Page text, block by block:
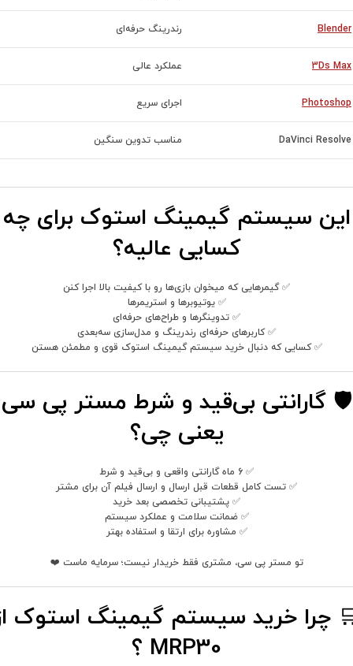
Blender رندرینگ حرفه‌ای
3Ds Max عملکرد عالی
Photoshop اجرای سریع
DaVinci Resolve مناسب تدوین سنگین
این سیستم گیمینگ استوک برای چه
کسایی عالیه؟
✅ گیمرهایی که میخوان بازی‌ها رو با کیفیت بالا اجرا کنن
✅ یوتیوبرها و استریمرها
✅ تدوینگرها و طراح‌های حرفه‌ای
✅ کاربرهای حرفه‌ای رندرینگ و مدل‌سازی سه‌بعدی
✅ کسایی که دنبال خرید سیستم گیمینگ استوک قوی و مطمئن هستن
🛡 گارانتی بی‌قید و شرط مستر پی سی
یعنی چی؟
✅ 6 ماه گارانتی واقعی و بی‌قید و شرط
✅ تست کامل قطعات قبل ارسال و ارسال فیلم آن برای مشتر
✅ پشتیبانی تخصصی بعد خرید
✅ ضمانت سلامت و عملکرد سیستم
✅ مشاوره برای ارتقا و استفاده بهتر
تو مستر پی سی، مشتری فقط خریدار نیست؛ سرمایه ماست ❤️
چرا خرید سیستم گیمینگ استوک
MRP30 ؟